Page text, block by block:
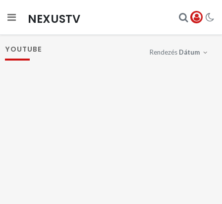
NEXUSTV
YOUTUBE Rendezés Dátum